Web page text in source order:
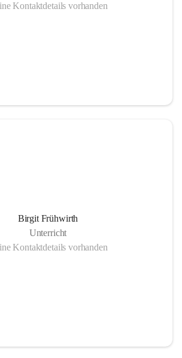
Kontaktdetails vorhanden
Birgit Frühwirth
Unterricht
Kontaktdetails vorhanden